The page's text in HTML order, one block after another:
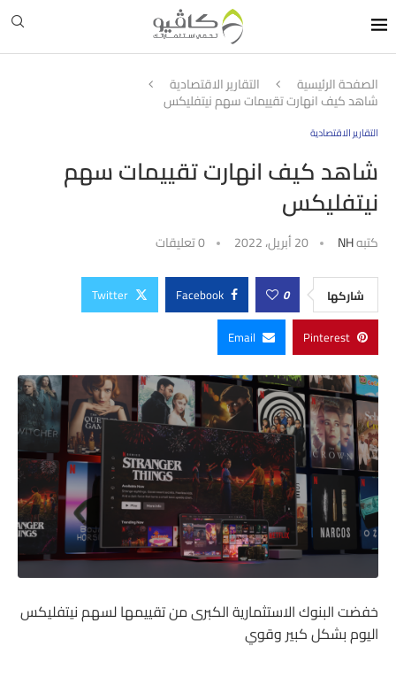
الصفحة الرئيسية التقارير الاقتصادية
شاهد كيف انهارت تقييمات سهم نيتفليكس
التقارير الاقتصادية
شاهد كيف انهارت تقييمات سهم
نيتفليكس
كتبهNH 20 أبريل، 2022 0 تعليقات
شاركها 0
Facebook
Twitter
Pinterest
Email
خفضت البنوك الاستثمارية الكبرى من تقييمها لسهم نيتفليكس
اليوم بشكل كبير وقوي